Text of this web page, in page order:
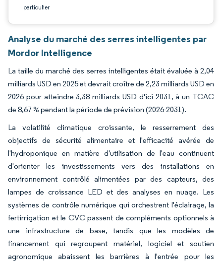
particulier
Analyse du marché des serres intelligentes par
Mordor Intelligence
La taille du marché des serres intelligentes était évaluée à 2,04
milliards USD en 2025 et devrait croître de 2,23 milliards USD en
2026 pour atteindre 3,38 milliards USD d'ici 2031, à un TCAC
de 8,67 % pendant la période de prévision (2026-2031).
La volatilité climatique croissante, le resserrement des
objectifs de sécurité alimentaire et l'efficacité avérée de
l'hydroponique en matière d'utilisation de l'eau continuent
d'orienter les investissements vers des installations en
environnement contrôlé alimentées par des capteurs, des
lampes de croissance LED et des analyses en nuage. Les
systèmes de contrôle numérique qui orchestrent l'éclairage, la
fertirrigation et le CVC passent de compléments optionnels à
une infrastructure de base, tandis que les modèles de
financement qui regroupent matériel, logiciel et soutien
agronomique abaissent les barrières à l'entrée pour les